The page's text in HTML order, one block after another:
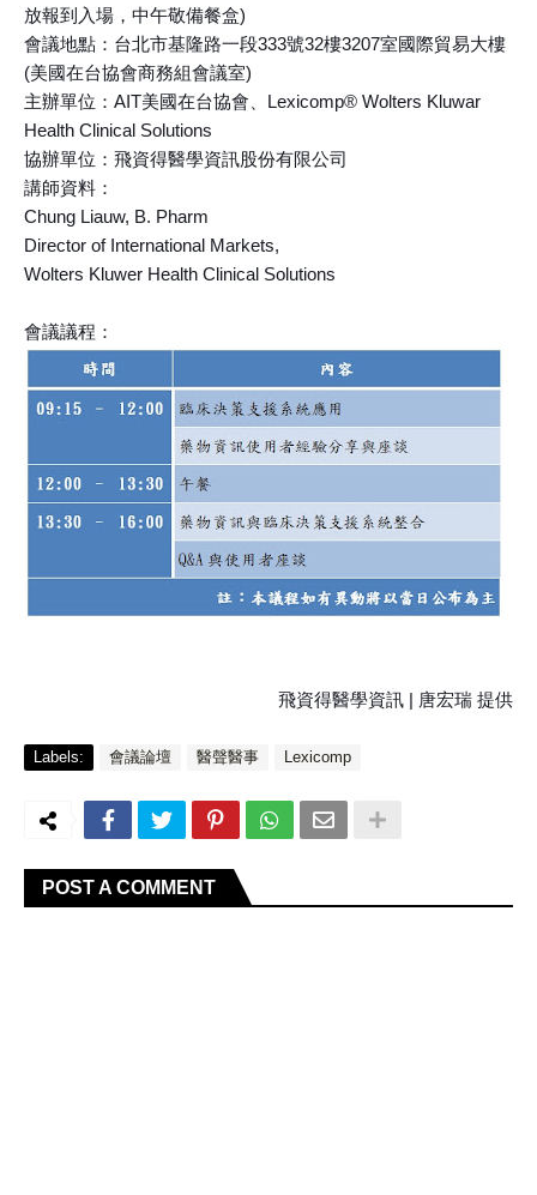
放報到入場，中午敬備餐盒)
會議地點：台北市基隆路一段333號32樓3207室國際貿易大樓
(美國在台協會商務組會議室)
主辦單位：AIT美國在台協會、Lexicomp® Wolters Kluwar
Health Clinical Solutions
協辦單位：飛資得醫學資訊股份有限公司
講師資料：
Chung Liauw, B. Pharm
Director of International Markets,
Wolters Kluwer Health Clinical Solutions
會議議程：
飛資得醫學資訊 | 唐宏瑞 提供
Labels: 會議論壇 醫聲醫事 Lexicomp
POST A COMMENT